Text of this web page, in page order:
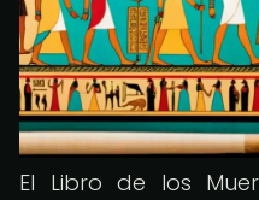
El Libro de los